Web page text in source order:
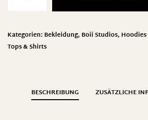
Kategorien: Bekleidung, Boii Studios,
Tops & Shirts
BESCHREIBUNG ZUSÄTZLICHE